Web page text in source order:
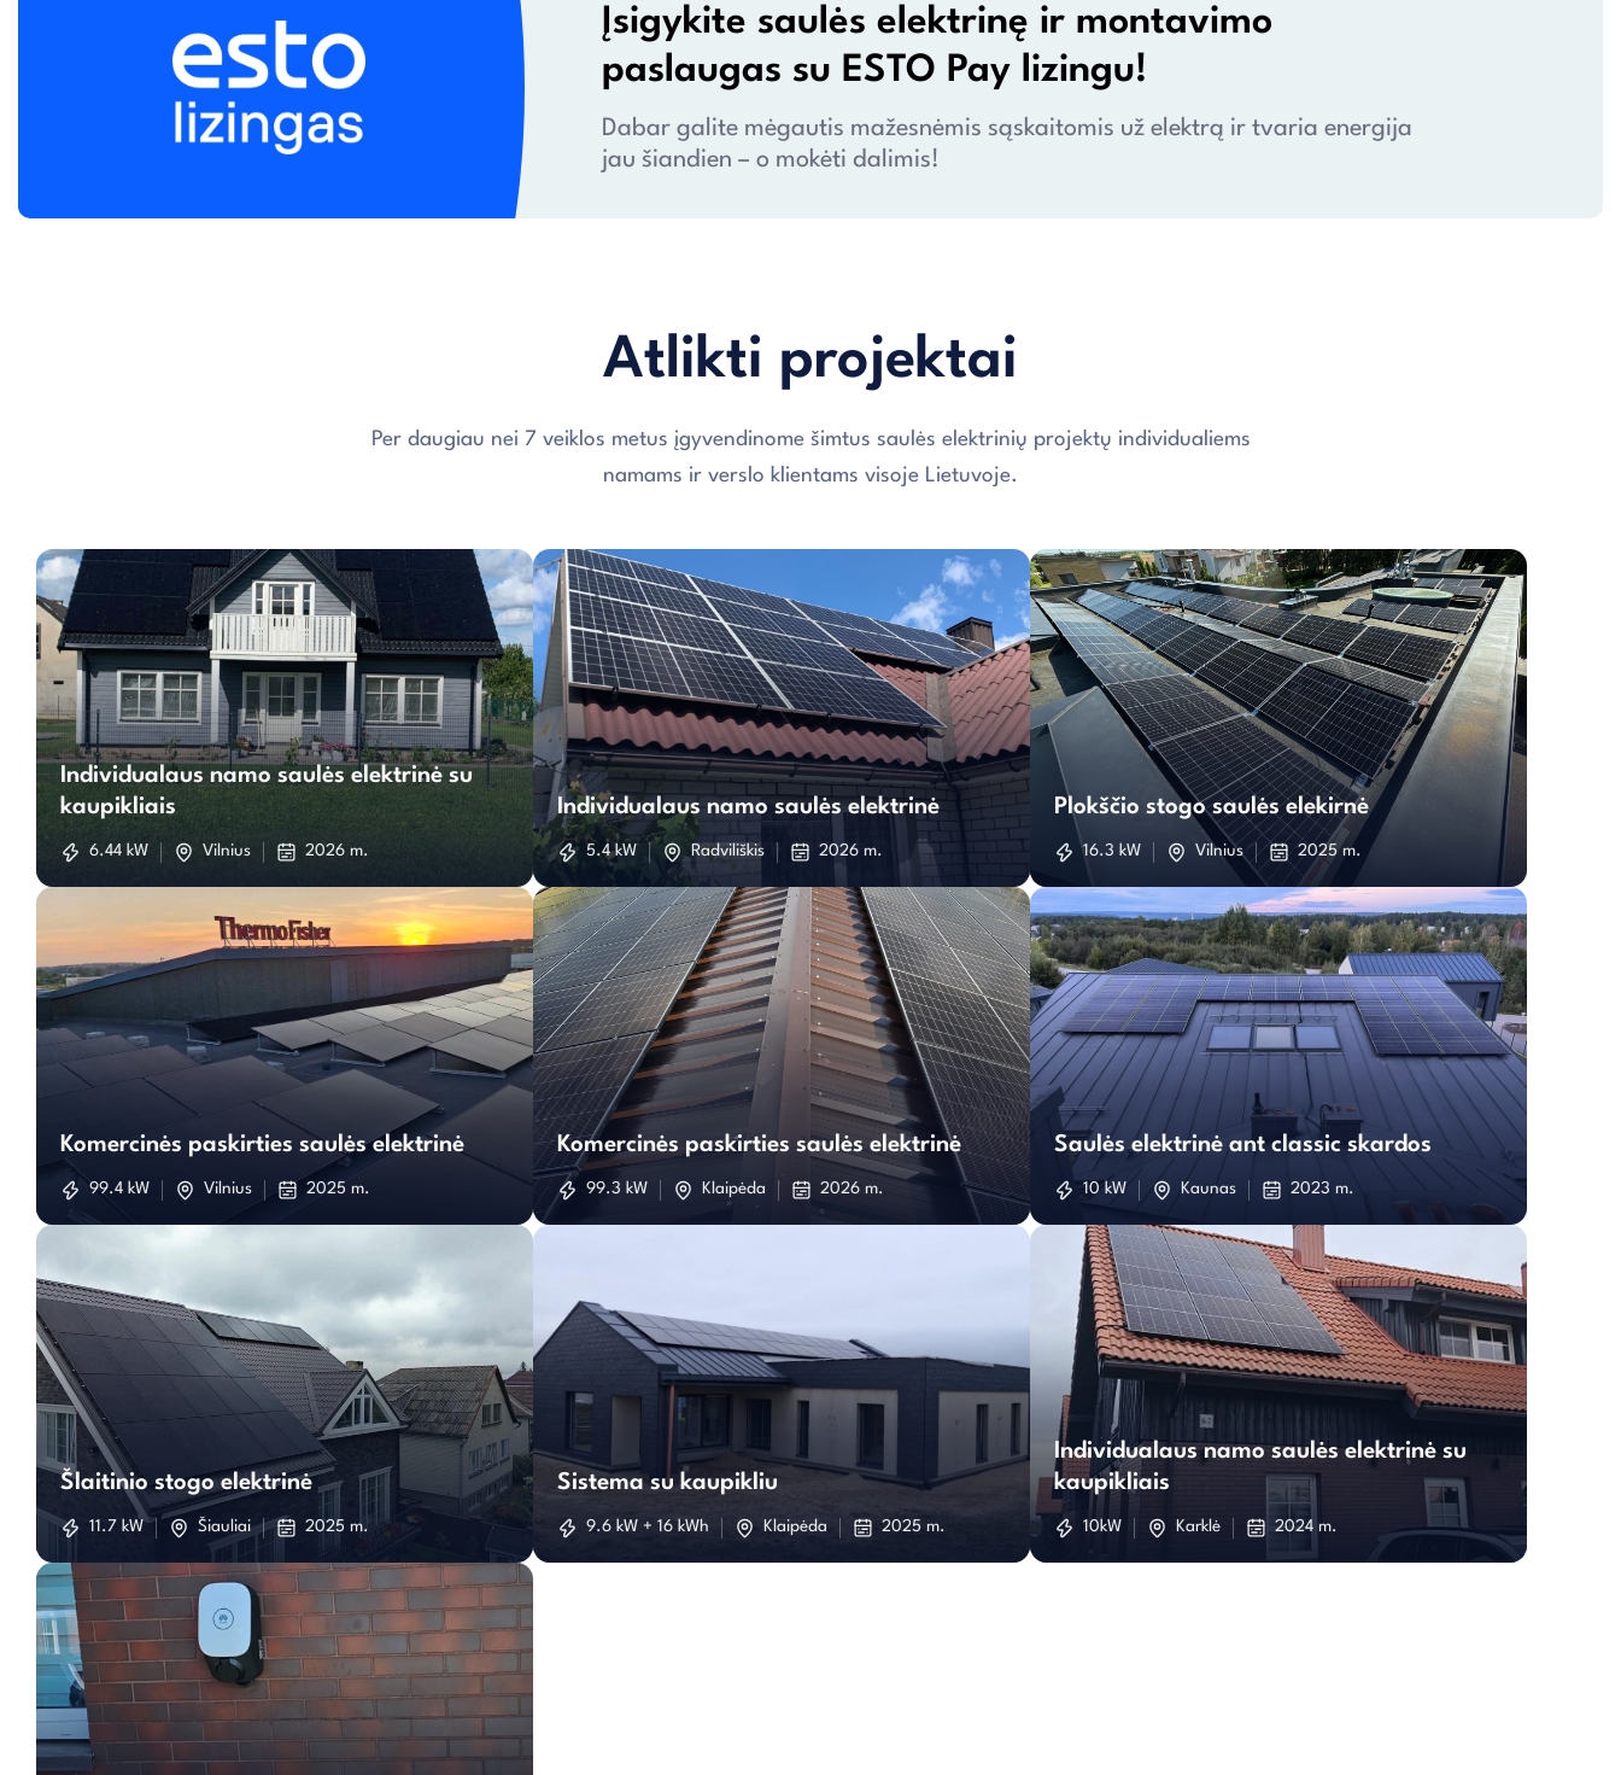
Įsigykite saulės elektrinę ir montavimo
paslaugas su ESTO Pay lizingu!
Dabar galite mėgautis mažesnėmis sąskaitomis už elektrą ir tvaria energija
jau šiandien – o mokėti dalimis!
Atlikti projektai
Per daugiau nei 7 veiklos metus įgyvendinome šimtus saulės elektrinių projektų individualiems
namams ir verslo klientams visoje Lietuvoje.
Individualaus
namo
saulės
elektrinė
kaupikliais
Individualaus namo saulės elektrinė su
kaupikliais
6.44 kW Vilnius 2026 m.
Individualaus
namo
saulės
elektrinė
Individualaus namo saulės elektrinė
5.4 kW Radviliškis 2026 m.
Plokščio
stogo
saulės
elekirnė
Plokščio stogo saulės elekirnė
16.3 kW Vilnius 2025 m.
Komercinės
paskirties
saulės
elektrinė
Komercinės paskirties saulės elektrinė
99.4 kW Vilnius 2025 m.
Komercinės
paskirties
saulės
elektrinė
Komercinės paskirties saulės elektrinė
99.3 kW Klaipėda 2026 m.
Saulės
elektrinė
ant
classic
skardos
Saulės elektrinė ant classic skardos
10 kW Kaunas 2023 m.
Šlaitinio
stogo
elektrinė
Šlaitinio stogo elektrinė
11.7 kW Šiauliai 2025 m.
Sistema
su
Sistema su kaupikliu
9.6 kW + 16 kWh Klaipėda 2025 m.
Individualaus
namo
saulės
elektrinė
Individualaus namo saulės elektrinė su
kaupikliais
10kW Karklė 2024 m.
Įkorvimo